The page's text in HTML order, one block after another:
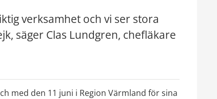
verksamhet och vi ser stora
säger Clas Lundgren, chefläkare
med den 11 juni i Region Värmland för sina